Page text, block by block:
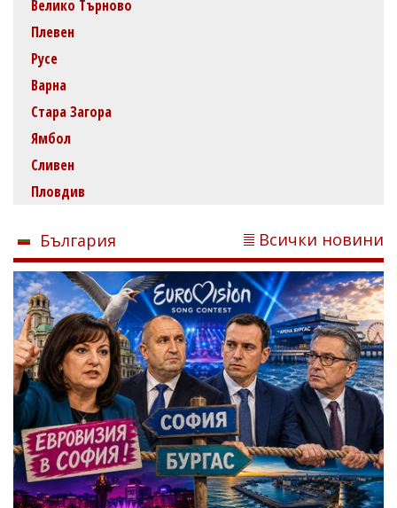
Велико Търново
Плевен
Русе
Варна
Стара Загора
Ямбол
Сливен
Пловдив
България Всички новини